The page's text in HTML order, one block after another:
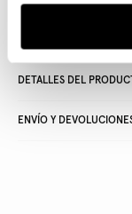
DETALLES DEL
ENVÍO Y